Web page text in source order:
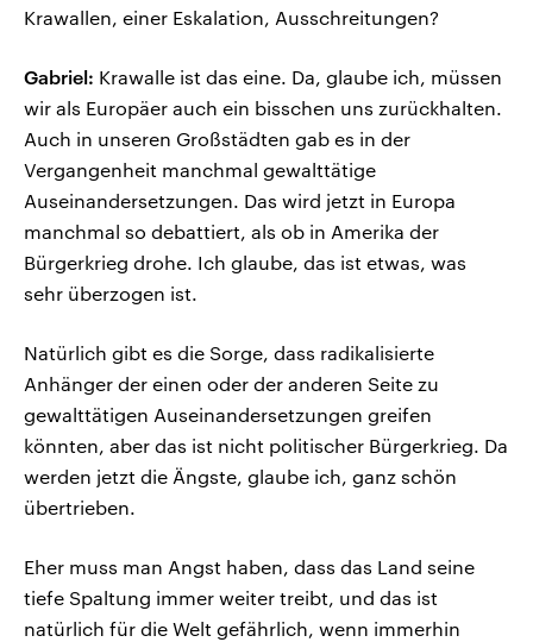
Krawallen, einer Eskalation, Ausschreitungen?
Gabriel: Krawalle ist das eine. Da, glaube ich, müssen
wir als Europäer auch ein bisschen uns zurückhalten.
Auch in unseren Großstädten gab es in der
Vergangenheit manchmal gewalttätige
Auseinandersetzungen. Das wird jetzt in Europa
manchmal so debattiert, als ob in Amerika der
Bürgerkrieg drohe. Ich glaube, das ist etwas, was
sehr überzogen ist.
Natürlich gibt es die Sorge, dass radikalisierte
Anhänger der einen oder der anderen Seite zu
gewalttätigen Auseinandersetzungen greifen
könnten, aber das ist nicht politischer Bürgerkrieg. Da
werden jetzt die Ängste, glaube ich, ganz schön
übertrieben.
Eher muss man Angst haben, dass das Land seine
tiefe Spaltung immer weiter treibt, und das ist
natürlich für die Welt gefährlich, wenn immerhin